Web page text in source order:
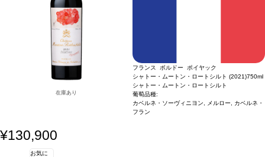
在庫あり
フランス ボルドー ポイヤック
シャトー・ムートン・ロートシルト (2021)750ml
シャトー・ムートン・ロートシルト
葡萄品種:
カベルネ・ソーヴィニヨン, メルロー, カベルネ・
フラン
¥130,900
お気に